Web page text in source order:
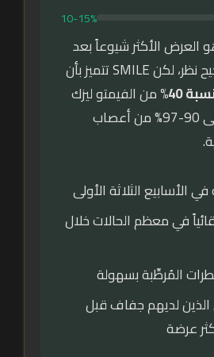
10-15%
الأكثر شيوعاً بعد
أي عملية تصحيح نظر، لكن SMILE تتميز بأن
40%
من الفيمتو ليزك
لأنها تحافظ على 90-97% من أعصاب
في الأسابيع الثلاثة الأولى
في معظم الحالات خلال
المُرطِّبة بسهولة
لديهم جفاف قبل
عرضة